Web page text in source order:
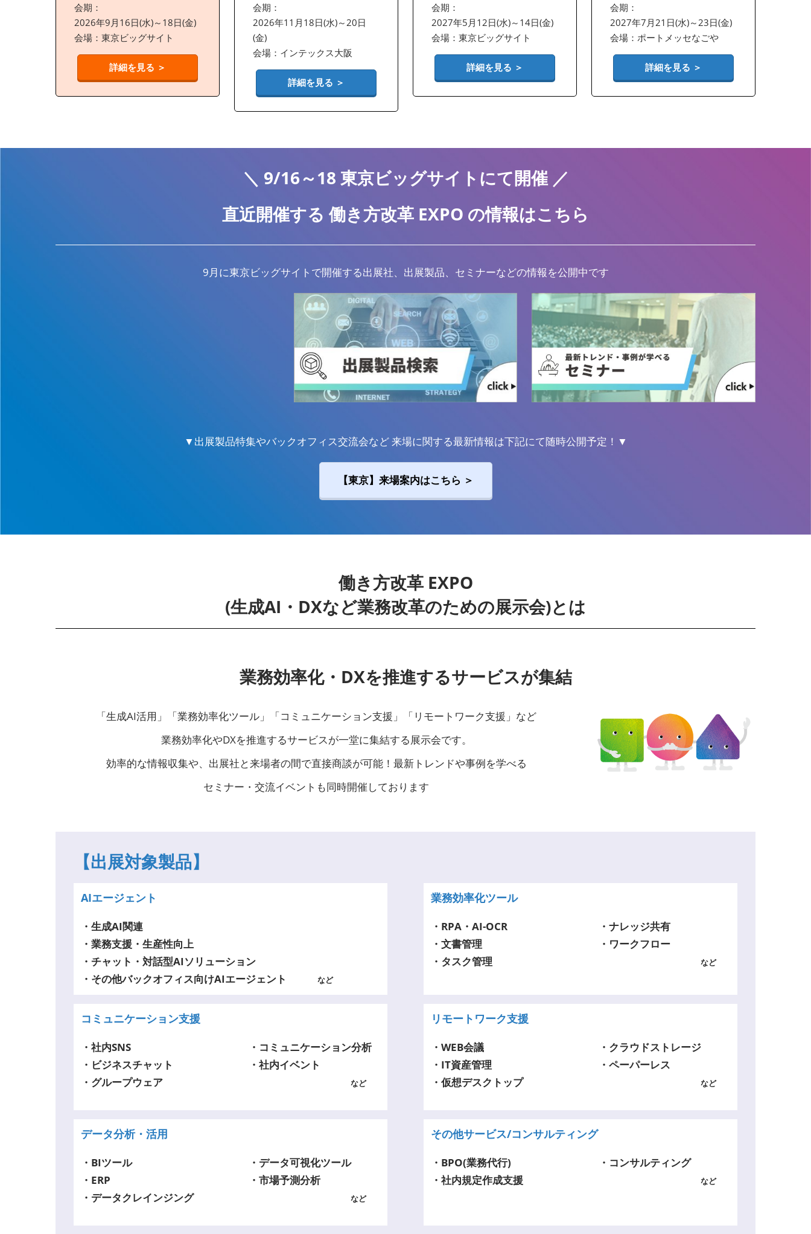
会期：
2026年9月16日(水)～18日(金)
会場：東京ビッグサイト
詳細を見る ＞
会期：
2026年11月18日(水)～20日
(金)
会場：インテックス大阪
詳細を見る ＞
会期：
2027年5月12日(水)～14日(金)
会場：東京ビッグサイト
詳細を見る ＞
会期：
2027年7月21日(水)～23日(金)
会場：ポートメッセなごや
詳細を見る ＞
＼ 9/16～18 東京ビッグサイトにて開催 ／
直近開催する 働き方改革 EXPO の情報はこちら
9月に東京ビッグサイトで開催する出展社、出展製品、セミナーなどの情報を公開中です
▼出展製品特集やバックオフィス交流会など 来場に関する最新情報は下記にて随時公開予定！▼
【東京】来場案内はこちら ＞
働き方改革 EXPO
(生成AI・DXなど業務改革のための展示会)とは
業務効率化・DXを推進するサービスが集結
「生成AI活用」「業務効率化ツール」「コミュニケーション支援」「リモートワーク支援」など
業務効率化やDXを推進するサービスが一堂に集結する展示会です。
効率的な情報収集や、出展社と来場者の間で直接商談が可能！最新トレンドや事例を学べる
セミナー・交流イベントも同時開催しております
【出展対象製品】
AIエージェント
・生成AI関連
・業務支援・生産性向上
・チャット・対話型AIソリューション
・その他バックオフィス向けAIエージェント
など
業務効率化ツール
・RPA・AI-OCR
・文書管理
・タスク管理
・ナレッジ共有
・ワークフロー
など
コミュニケーション支援
・社内SNS
・ビジネスチャット
・グループウェア
・コミュニケーション分析
・社内イベント
など
リモートワーク支援
・WEB会議
・IT資産管理
・仮想デスクトップ
・クラウドストレージ
・ペーパーレス
など
データ分析・活用
・BIツール
・ERP
・データクレインジング
・データ可視化ツール
・市場予測分析
など
その他サービス/コンサルティング
・BPO(業務代行)
・社内規定作成支援
・コンサルティング
など